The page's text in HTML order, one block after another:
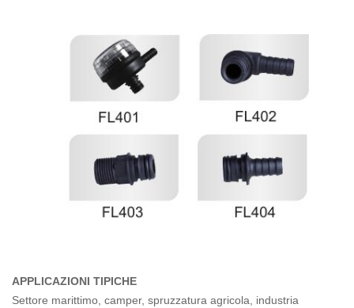
APPLICAZIONI TIPICHE
Settore marittimo, camper, spruzzatura agricola, industria